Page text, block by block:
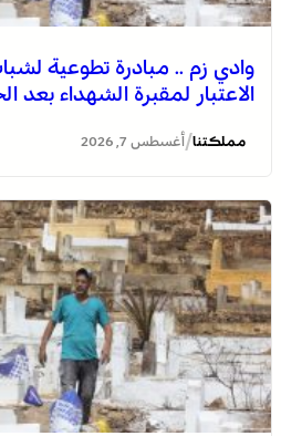
وادي زم .. مبادرة تطوعية
الاعتبار لمقبرة الشهداء بعد
مملكتنا/ أغسطس 7, 2026